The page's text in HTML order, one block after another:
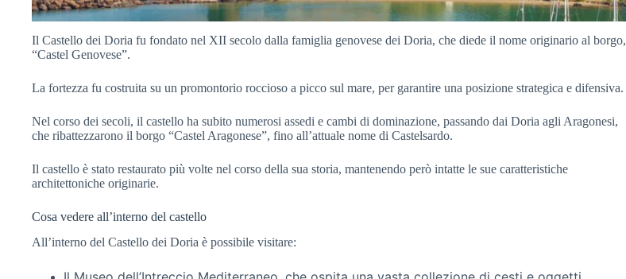
Il Castello dei Doria fu fondato nel XII secolo dalla famiglia genovese dei Doria, che diede il nome originario al borgo,
“Castel Genovese”.
La fortezza fu costruita su un promontorio roccioso a picco sul mare, per garantire una posizione strategica e difensiva.
Nel corso dei secoli, il castello ha subito numerosi assedi e cambi di dominazione, passando dai Doria agli Aragonesi,
che ribattezzarono il borgo “Castel Aragonese”, fino all’attuale nome di Castelsardo.
Il castello è stato restaurato più volte nel corso della sua storia, mantenendo però intatte le sue caratteristiche
architettoniche originarie.
Cosa vedere all’interno del castello
All’interno del Castello dei Doria è possibile visitare: